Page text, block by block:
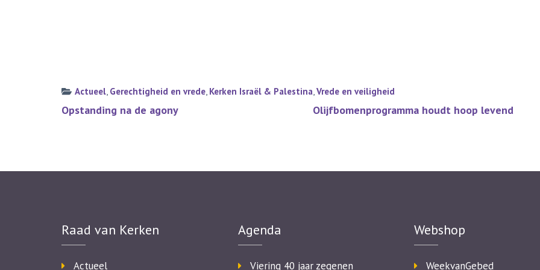
Actueel, Gerechtigheid en vrede, Kerken Israël & Palestina,Vrede en veiligheid
Bericht
Opstanding na de agony Olijfbomenprogramma houdt hoop levend
Raad van Kerken
Actueel
Agenda
Viering 40 jaar zegenen
Webshop
WeekvanGebed